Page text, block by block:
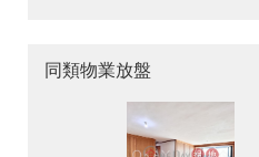
同類物業放盤